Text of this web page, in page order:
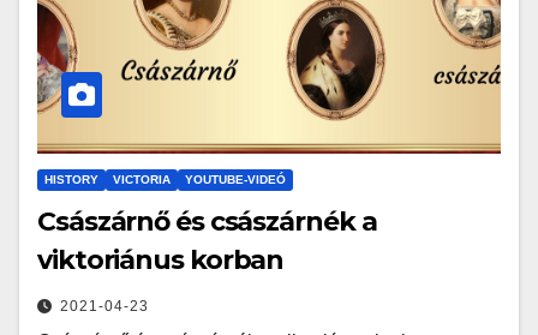
HISTORY VICTORIA YOUTUBE-VIDEÓ
Császárnő és császárnék a
viktoriánus korban
2021-04-23